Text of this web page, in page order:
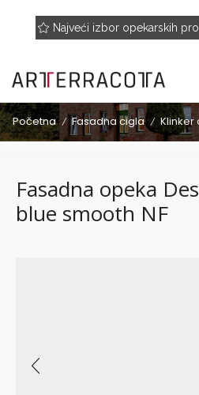
Početna / Fasadna cigla / Klinker
Fasadna opeka
blue smooth NF